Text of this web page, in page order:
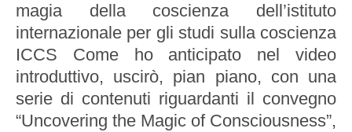
magia della coscienza dell’istituto
internazionale per gli studi sulla coscienza
ICCS Come ho anticipato nel video
introduttivo, uscirò, pian piano, con una
serie di contenuti riguardanti il convegno
“Uncovering the Magic of Consciousness”,